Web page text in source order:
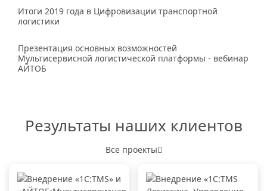
Итоги 2019 года в Цифровизации транспортной
логистики
Презентация основных возможностей
Мультисервисной логистической платформы - вебинар
АЙТОБ
Результаты наших клиентов
Все проекты